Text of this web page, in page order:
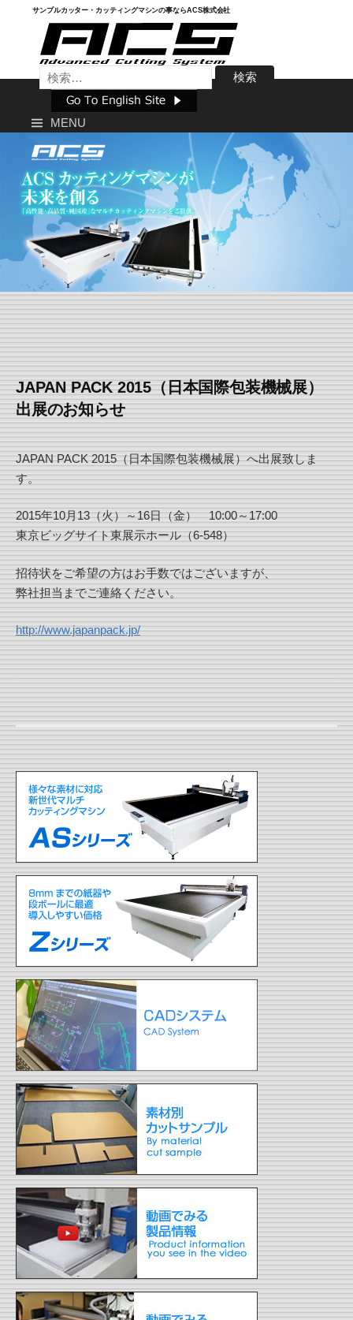
サンプルカッター・カッティングマシンの事ならACS株式会社
検
索:
MENU
JAPAN PACK 2015（日本国際包装機械展）
出展のお知らせ
JAPAN PACK 2015（日本国際包装機械展）へ出展致しま
す。
2015年10月13（火）～16日（金） 10:00～17:00
東京ビッグサイト東展示ホール（6-548）
招待状をご希望の方はお手数ではございますが、
弊社担当までご連絡ください。
http://www.japanpack.jp/